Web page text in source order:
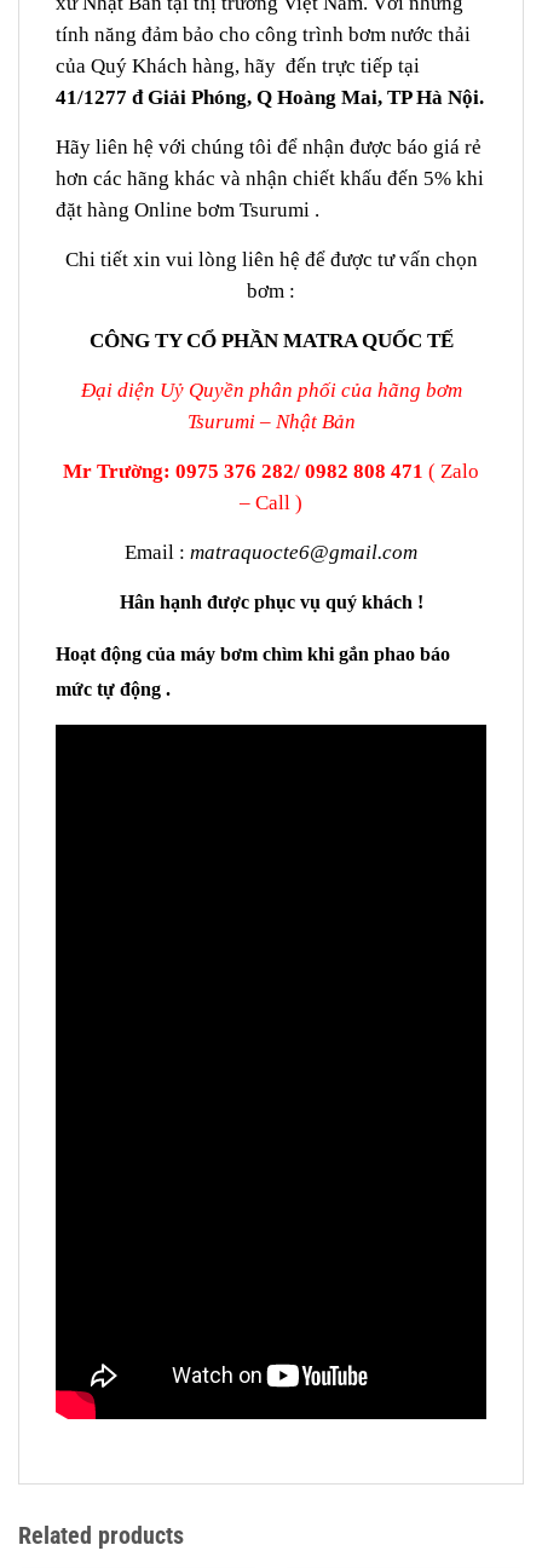
tính năng đảm bảo cho công trình bơm nước thải
của Quý Khách hàng, hãy đến trực tiếp tại
41/1277 đ Giải Phóng, Q Hoàng Mai, TP Hà Nội.
Hãy liên hệ với chúng tôi để nhận được báo giá rẻ
hơn các hãng khác và nhận chiết khấu đến 5% khi
đặt hàng Online bơm Tsurumi .
Chi tiết xin vui lòng liên hệ để được tư vấn chọn
bơm :
CÔNG TY CỔ PHẦN MATRA QUỐC TẾ
Đại diện Uỷ Quyền phân phối của hãng bơm
Tsurumi – Nhật Bản
Mr Trường: 0975 376 282/ 0982 808 471 ( Zalo
– Call )
Email : matraquocte6@gmail.com
Hân hạnh được phục vụ quý khách !
Hoạt động của máy bơm chìm khi gắn phao báo
mức tự động .
Related products